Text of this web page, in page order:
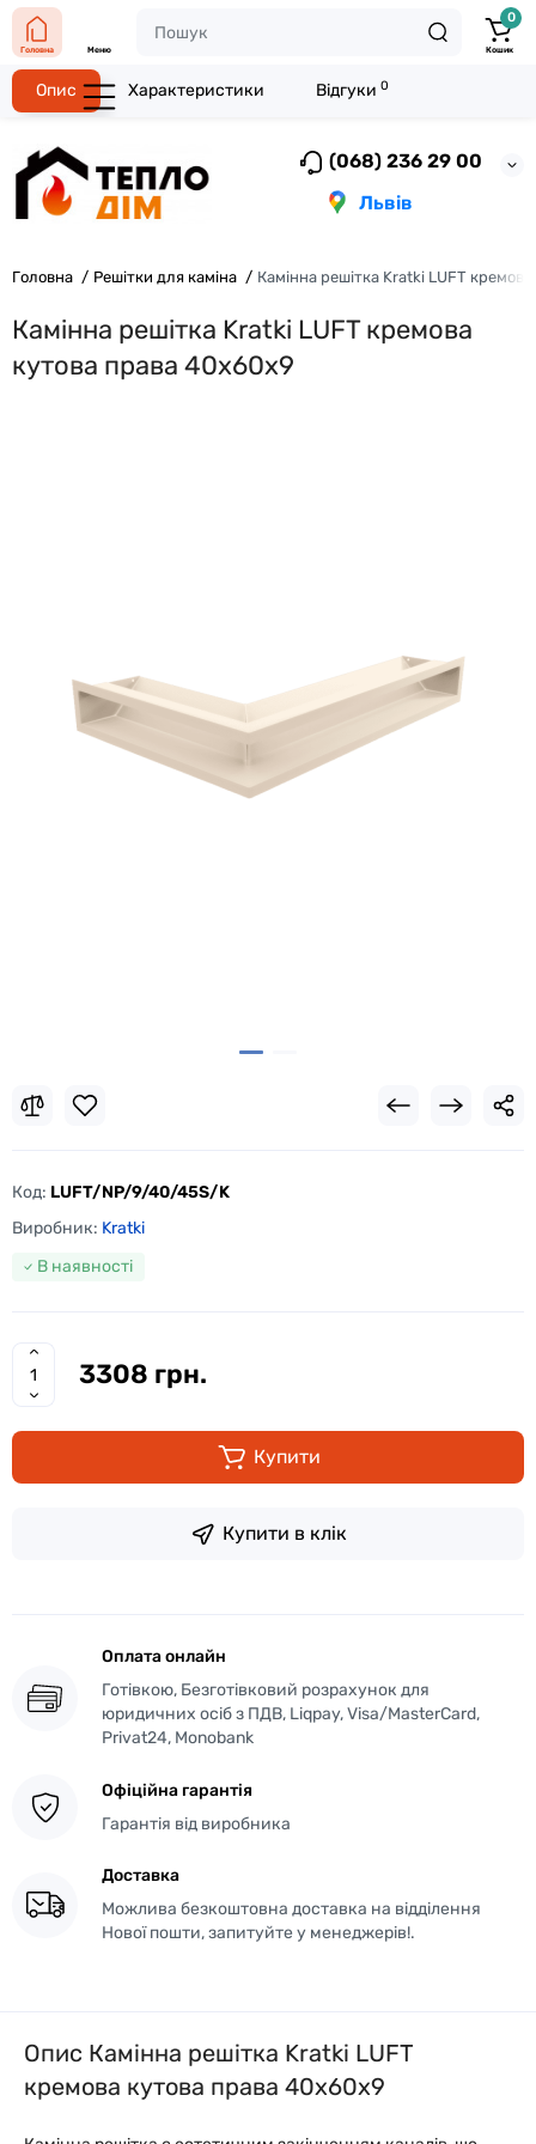
(068) 236 29 00
Львів
Головна Меню
0
Кошик
Головна Решітки для каміна Камінна решітка Kratki LUFT
Камінна решітка Kratki LUFT кремова
кутова права 40x60x9
Код: LUFT/NP/9/40/45S/K
Виробник: Kratki
В наявності
3308 грн.
Купити
Купити в клік
Оплата онлайн
Готівкою, Безготівковий розрахунок для
юридичних осіб з ПДВ, Liqpay, Visa/MasterCard,
Privat24, Monobank
Офіційна гарантія
Гарантія від виробника
Доставка
Можлива безкоштовна доставка на відділення
Нової пошти, запитуйте у менеджерів!.
Опис Характеристики Відгуки 0
Опис Камінна решітка Kratki LUFT
кремова кутова права 40x60x9